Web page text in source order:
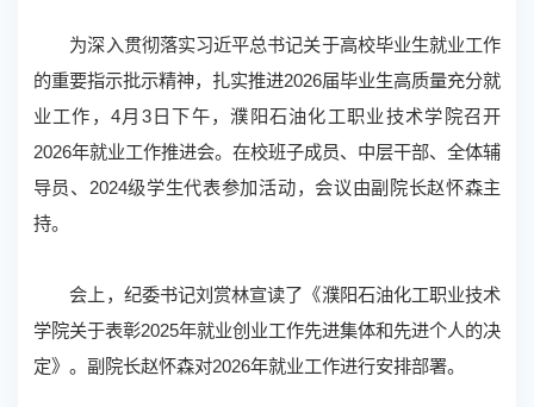
发布时间：2026年04月07日17:22
为深入贯彻落实习近平总书记关于高校毕业生就业工作
的重要指示批示精神，扎实推进2026届毕业生高质量充分就
业工作，4月3日下午，濮阳石油化工职业技术学院召开
2026年就业工作推进会。在校班子成员、中层干部、全体辅
导员、2024级学生代表参加活动，会议由副院长赵怀森主
持。
会上，纪委书记刘赏林宣读了《濮阳石油化工职业技术
学院关于表彰2025年就业创业工作先进集体和先进个人的决
定》。副院长赵怀森对2026年就业工作进行安排部署。